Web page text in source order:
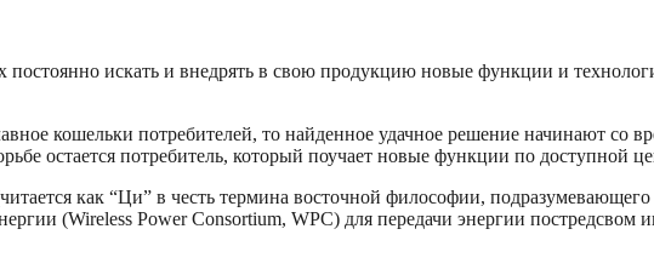
постоянно искать и внедрять в свою продукцию новые функции и
кошельки потребителей, то найденное удачное решение начинают со
остается потребитель, который поучает новые функции по доступной
как “Ци” в честь термина восточной философии,
(Wireless Power Consortium, WPC) для передачи энергии